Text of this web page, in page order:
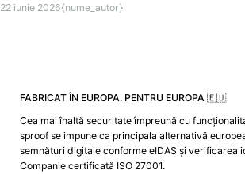
22 iunie 2026{nume_autor}
FABRICAT ÎN EUROPA. PENTRU EUROPA 🇪🇺
Cea mai înaltă securitate împreună cu
sproof se impune ca principala alternativă
semnături digitale conforme eIDAS și verificarea
Companie certificată ISO 27001.